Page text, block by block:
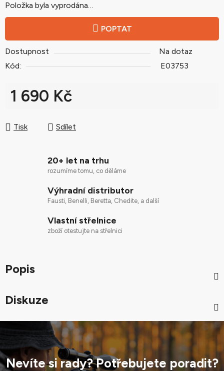
Položka byla vyprodána…
POPTAT
Dostupnost
Na dotaz
Kód:
E03753
1 690 Kč
Tisk
Sdílet
20+ let na trhu
rozumíme tomu, co děláme
Výhradní distributor
Fausti, Benelli, Beretta, Chedite, a další
Vlastní střelnice
zboží otestujte na střelnici
Popis
Diskuze
Nevíte si rady? Potřebujete poradit?